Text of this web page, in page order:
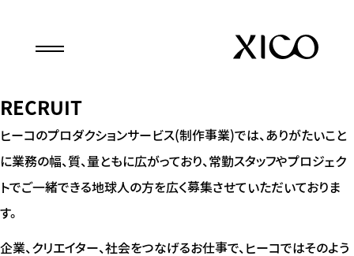
RECRUIT
ヒーコのプロダクションサービス(制作事業)では、ありがたいこと
に業務の幅、質、量ともに広がっており、常勤スタッフやプロジェク
トでご一緒できる地球人の方を広く募集させていただいておりま
す。
企業、クリエイター、社会をつなげるお仕事で、ヒーコではそのよう